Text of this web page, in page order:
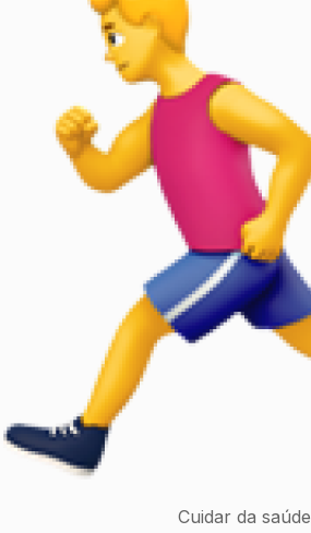
Cuidar da saúde